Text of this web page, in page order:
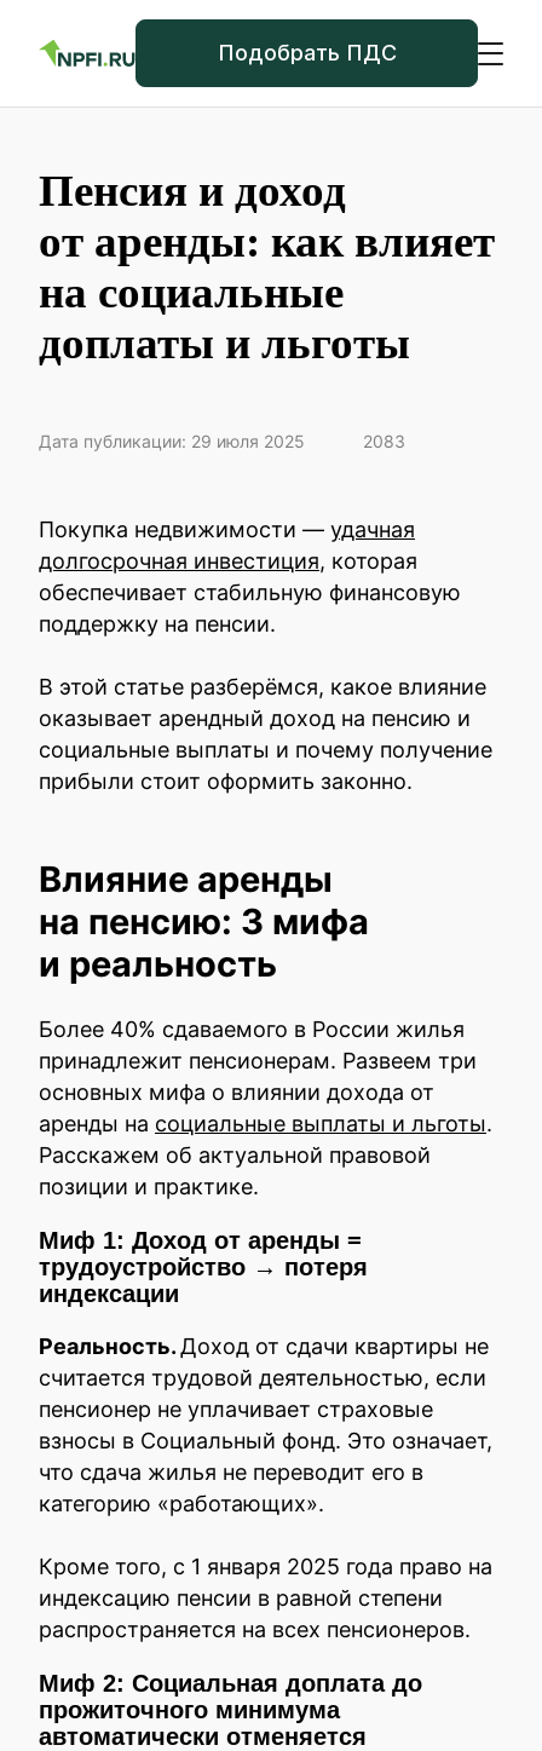
Подобрать ПДС
Пенсия и доход
от аренды: как влияет
на социальные
доплаты и льготы
Дата публикации: 29 июля 2025 2083
Покупка недвижимости — удачная
долгосрочная инвестиция, которая
обеспечивает стабильную финансовую
поддержку на пенсии.
В этой статье разберёмся, какое влияние
оказывает арендный доход на пенсию и
социальные выплаты и почему получение
прибыли стоит оформить законно.
Влияние аренды
на пенсию: 3 мифа
и реальность
Более 40% сдаваемого в России жилья
принадлежит пенсионерам. Развеем три
основных мифа о влиянии дохода от
аренды на социальные выплаты и льготы.
Расскажем об актуальной правовой
позиции и практике.
Миф 1: Доход от аренды =
трудоустройство → потеря
индексации
Реальность.Доход от сдачи квартиры не
считается трудовой деятельностью, если
пенсионер не уплачивает страховые
взносы в Социальный фонд. Это означает,
что сдача жилья не переводит его в
категорию «работающих».
Кроме того, с 1 января 2025 года право на
индексацию пенсии в равной степени
распространяется на всех пенсионеров.
Миф 2: Социальная доплата до
прожиточного минимума
автоматически отменяется